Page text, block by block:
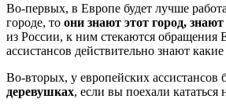
Во-первых, в Европе будет лучше
городе, то они знают этот город,
из России, к ним стекаются
ассистансов действительно знают
Во-вторых, у европейских ассистансов
деревушках, если вы поехали кататься